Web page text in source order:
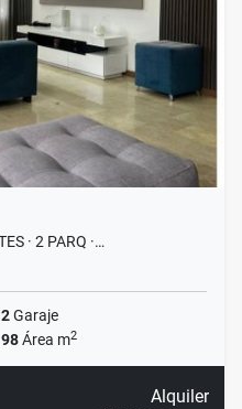
· 2 PARQ ·…
2Garaje
98Área m2
Alquiler